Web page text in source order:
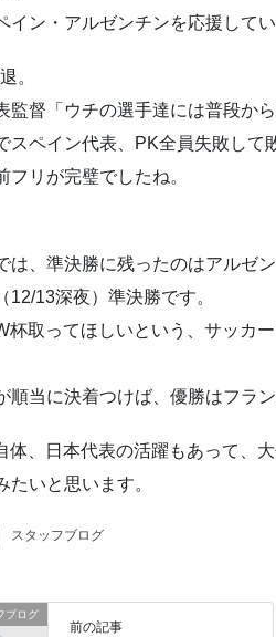
イン・アルゼンチンを応援して
。
監督「ウチの選手達には普段か
ペイン代表、PK全員失敗して
フリが完璧でしたね。
は、準決勝に残ったのはアルゼン
12/13深夜）準決勝です。
杯取ってほしいという、サッカ
順当に決着つけば、優勝はフラ
体、日本代表の活躍もあって、
たいと思います。
スタッフブログ
ブログ
前の記事